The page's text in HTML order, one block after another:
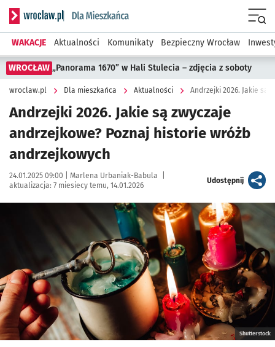
Serwis informacyjny wroclaw.pl podserwis: Dla mieszkańca
WAKACJE Aktualności Komunikaty Bezpieczny Wrocław
WROCŁAW „Panorama 1670” w Hali Stulecia – zdjęcia z soboty
wroclaw.pl Dla mieszkańca Aktualności
Andrzejki 2026. Jakie są zwyczaje
andrzejkowe? Poznaj historie wróżb
andrzejkowych
Data publikacji:
24.01.2025 09:00 | Autor:
Marlena Urbaniak-Babula
aktualizacja: 7 miesiecy temu, 14.01.2026
Udostępnijartykuł
Shutterstock